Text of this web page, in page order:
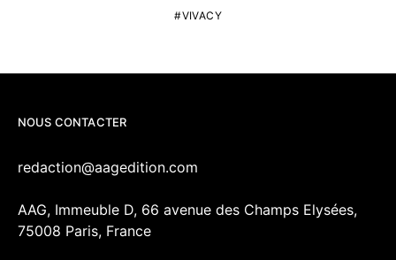
VIVACY
NOUS CONTACTER
redaction@aagedition.com
AAG, Immeuble D, 66 avenue des Champs Elysées,
75008 Paris, France